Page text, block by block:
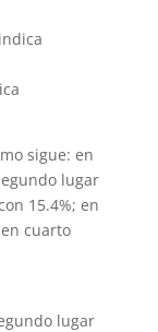
sigue: en
lugar
15.4%; en
cuarto
lugar